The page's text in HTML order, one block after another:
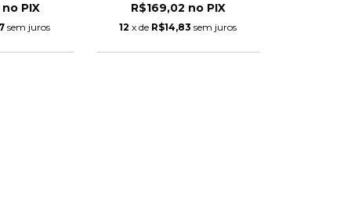
sem juros
R$169,02
12 x de R$14,83 sem juros